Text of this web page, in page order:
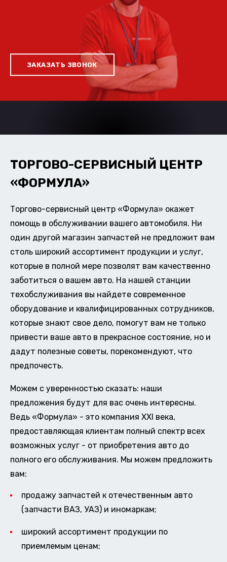
ЗАКАЗАТЬ ЗВОНОК
ТОРГОВО-СЕРВИСНЫЙ ЦЕНТР
«ФОРМУЛА»
Торгово-сервисный центр «Формула» окажет
помощь в обслуживании вашего автомобиля. Ни
один другой магазин запчастей не предложит вам
столь широкий ассортимент продукции и услуг,
которые в полной мере позволят вам качественно
заботиться о вашем авто. На нашей станции
техобслуживания вы найдете современное
оборудование и квалифицированных сотрудников,
которые знают свое дело, помогут вам не только
привести ваше авто в прекрасное состояние, но и
дадут полезные советы, порекомендуют, что
предпочесть.
Можем с уверенностью сказать: наши
предложения будут для вас очень интересны.
Ведь «Формула» - это компания XXI века,
предоставляющая клиентам полный спектр всех
возможных услуг - от приобретения авто до
полного его обслуживания. Мы можем предложить
вам:
продажу запчастей к отечественным авто
(запчасти ВАЗ, УАЗ) и иномаркам;
широкий ассортимент продукции по
приемлемым ценам;